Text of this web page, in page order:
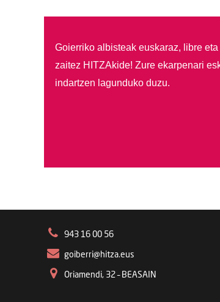
Goierriko albisteak euskaraz, libre
zaitez HITZAkide! Zure ekarpenari
indartzen lagunduko duzu.
943 16 00 56
goiberri@hitza.eus
Oriamendi, 32 – BEASAIN